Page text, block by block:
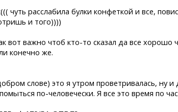
чуть расслабила булки конфеткой и все,
и того))))
вот важно чтоб кто-то сказал да все
конечно же.
слове) это я утром проветривалась, ну
по-человечески. Я все это время по